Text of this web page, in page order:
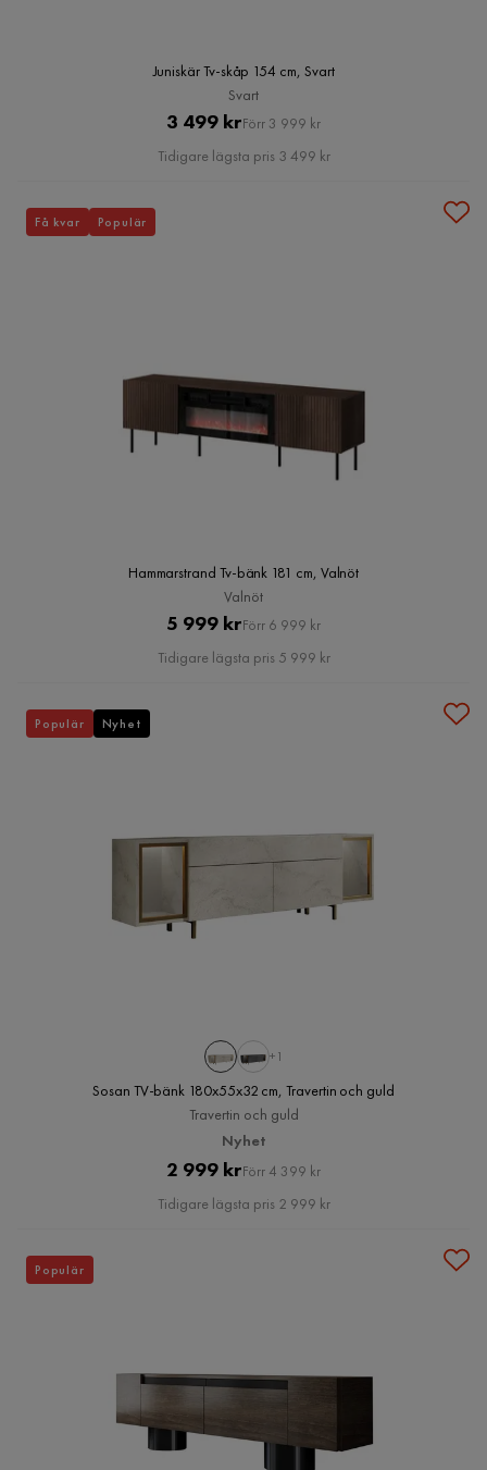
Juniskär Tv-skåp 154 cm, Svart
Svart
Pris
3 499 krOriginal
Pris
Förr 3 999 kr
Tidigare lägsta pris 3 499 kr
Hammarstrand Tv-bänk 181 cm, Valnöt
Valnöt
Pris
5 999 krOriginal
Pris
Förr 6 999 kr
Tidigare lägsta pris 5 999 kr
Få kvar Populär
+1
Sosan TV-bänk 180x55x32 cm, Travertin och guld
Travertin och guld
Nyhet
Pris
2 999 krOriginal
Pris
Förr 4 399 kr
Tidigare lägsta pris 2 999 kr
Populär Nyhet
Populär